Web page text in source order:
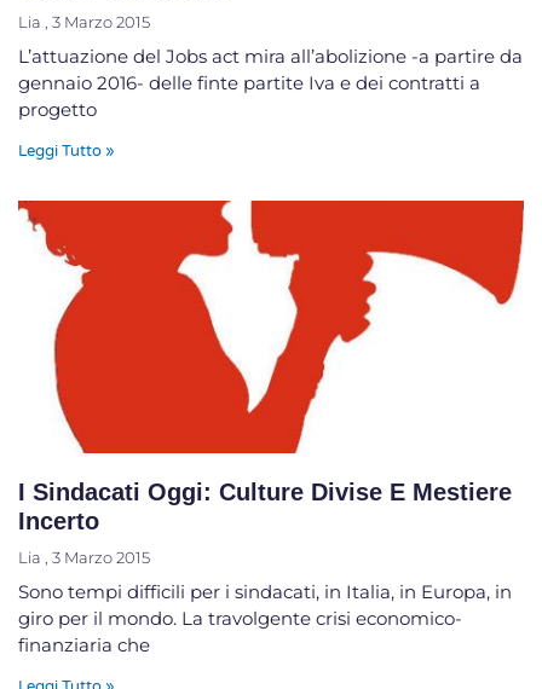
Lia 3 Marzo 2015
L’attuazione del Jobs act mira all’abolizione -a partire da
gennaio 2016- delle finte partite Iva e dei contratti a
progetto
Leggi Tutto »
I Sindacati Oggi: Culture Divise E Mestiere
Incerto
Lia 3 Marzo 2015
Sono tempi difficili per i sindacati, in Italia, in Europa, in
giro per il mondo. La travolgente crisi economico-
finanziaria che